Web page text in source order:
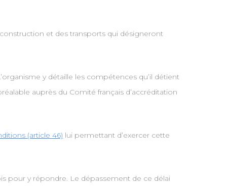
et des transports qui désigneront
y détaille les compétences qu’il détient
auprès du Comité français d’accréditation
(article 46) lui permettant d’exercer cette
pour y répondre. Le dépassement de ce délai